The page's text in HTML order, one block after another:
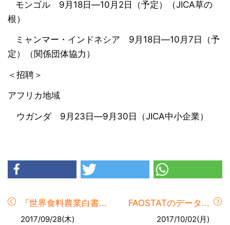
モンゴル 9月18日―10月2日（予定）（JICA草の
根）
ミャンマー・インドネシア 9月18日―10月7日（予
定）（関係団体協力）
＜招聘＞
アフリカ地域
ウガンダ 9月23日―9月30日（JICA中小企業）
『世界食料農業白書...
2017/09/28(木)
FAOSTATのデータ...
2017/10/02(月)